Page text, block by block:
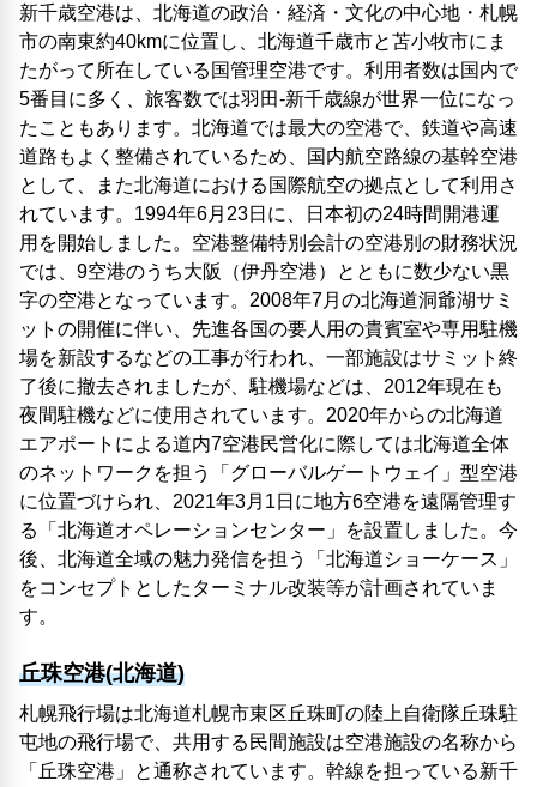
新千歳空港は、北海道の政治・経済・文化の中心地・札幌
市の南東約40kmに位置し、北海道千歳市と苫小牧市にま
たがって所在している国管理空港です。利用者数は国内で
5番目に多く、旅客数では羽田-新千歳線が世界一位になっ
たこともあります。北海道では最大の空港で、鉄道や高速
道路もよく整備されているため、国内航空路線の基幹空港
として、また北海道における国際航空の拠点として利用さ
れています。1994年6月23日に、日本初の24時間開港運
用を開始しました。空港整備特別会計の空港別の財務状況
では、9空港のうち大阪（伊丹空港）とともに数少ない黒
字の空港となっています。2008年7月の北海道洞爺湖サミ
ットの開催に伴い、先進各国の要人用の貴賓室や専用駐機
場を新設するなどの工事が行われ、一部施設はサミット終
了後に撤去されましたが、駐機場などは、2012年現在も
夜間駐機などに使用されています。2020年からの北海道
エアポートによる道内7空港民営化に際しては北海道全体
のネットワークを担う「グローバルゲートウェイ」型空港
に位置づけられ、2021年3月1日に地方6空港を遠隔管理す
る「北海道オペレーションセンター」を設置しました。今
後、北海道全域の魅力発信を担う「北海道ショーケース」
をコンセプトとしたターミナル改装等が計画されていま
す。
丘珠空港(北海道)
札幌飛行場は北海道札幌市東区丘珠町の陸上自衛隊丘珠駐
屯地の飛行場で、共用する民間施設は空港施設の名称から
「丘珠空港」と通称されています。幹線を担っている新千